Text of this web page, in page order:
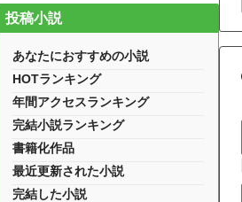
投稿小説
あなたにおすすめの小説
HOTランキング
年間アクセスランキング
完結小説ランキング
書籍化作品
最近更新された小説
完結した小説